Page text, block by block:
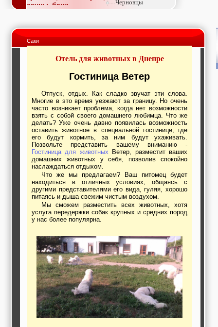
сауны, бани
продажа, съем
Окна, стекло,
витражи, входные
светопразрачные
Образование и наука,
тренинги, семинары,
повышение
квалификации
Промышленное
оборудование:
заводы, предприятия,
фабрики, легкая
промышленность,
металлургия
Развлечения и
активный отдых:
спортклубы, фитнес,
бильярд, боулинг,
кино, спорттовары,
экстим
Строительство и
ремонт: проектные
работы,
отделочные
материалы,
строительные
машины и техника,
все для
коммуникаций
Туризм, отдых,
путешествия,
авиакомпании, ж/д
перевозки,
пансионаты, отели,
Черновцы
Саки
Отель для животных в Днепре
Гостиница Ветер
Отпуск, отдых. Как сладко звучат эти слова.
Многие в это время уезжают за границу. Но очень
часто возникает проблема, когда нет возможности
взять с собой своего домашнего любимца. Что же
делать? Уже очень давно появилась возможность
оставить животное в специальной гостинице, где
его будут кормить, за ним будут ухаживать.
Позвольте представить вашему вниманию -
Гостиница для животных Ветер, разместит ваших
домашних животных у себя, позволив спокойно
наслаждаться отдыхом.
Что же мы предлагаем? Ваш питомец будет
находиться в отличных условиях, общаясь с
другими представителями его вида, гуляя, хорошо
питаясь и дыша свежим чистым воздухом.
Мы сможем разместить всех животных, хотя
услуга передержки собак крупных и средних пород
у нас более популярна.